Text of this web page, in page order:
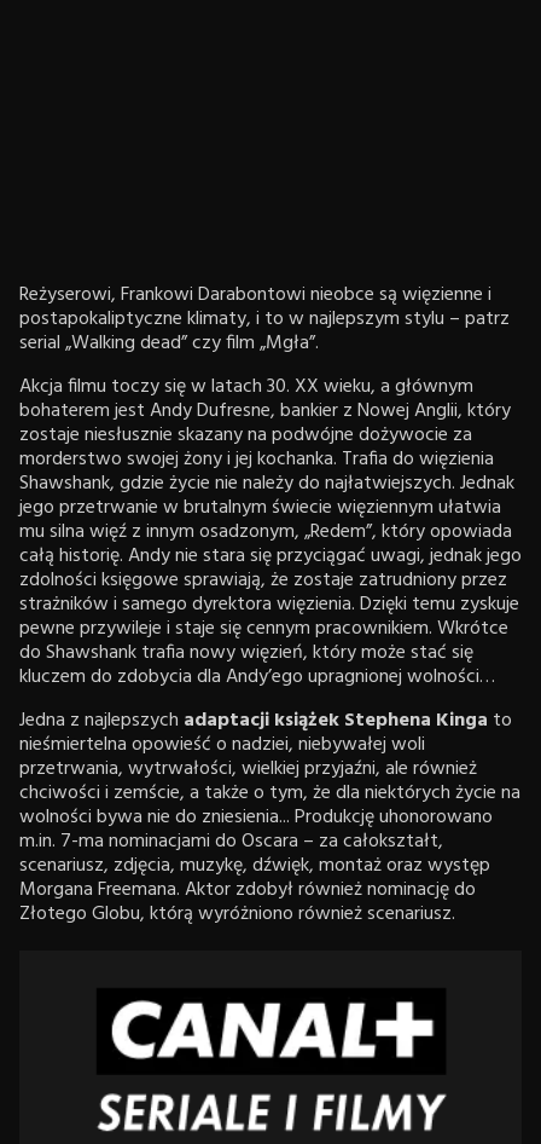
Reżyserowi, Frankowi Darabontowi nieobce są więzienne i
postapokaliptyczne klimaty, i to w najlepszym stylu – patrz
serial „Walking dead” czy film „Mgła”.
Akcja filmu toczy się w latach 30. XX wieku, a głównym
bohaterem jest Andy Dufresne, bankier z Nowej Anglii, który
zostaje niesłusznie skazany na podwójne dożywocie za
morderstwo swojej żony i jej kochanka. Trafia do więzienia
Shawshank, gdzie życie nie należy do najłatwiejszych. Jednak
jego przetrwanie w brutalnym świecie więziennym ułatwia
mu silna więź z innym osadzonym, „Redem”, który opowiada
całą historię. Andy nie stara się przyciągać uwagi, jednak jego
zdolności księgowe sprawiają, że zostaje zatrudniony przez
strażników i samego dyrektora więzienia. Dzięki temu zyskuje
pewne przywileje i staje się cennym pracownikiem. Wkrótce
do Shawshank trafia nowy więzień, który może stać się
kluczem do zdobycia dla Andy’ego upragnionej wolności…
Jedna z najlepszych adaptacji książek Stephena Kinga to
nieśmiertelna opowieść o nadziei, niebywałej woli
przetrwania, wytrwałości, wielkiej przyjaźni, ale również
chciwości i zemście, a także o tym, że dla niektórych życie na
wolności bywa nie do zniesienia... Produkcję uhonorowano
m.in. 7-ma nominacjami do Oscara – za całokształt,
scenariusz, zdjęcia, muzykę, dźwięk, montaż oraz występ
Morgana Freemana. Aktor zdobył również nominację do
Złotego Globu, którą wyróżniono również scenariusz.